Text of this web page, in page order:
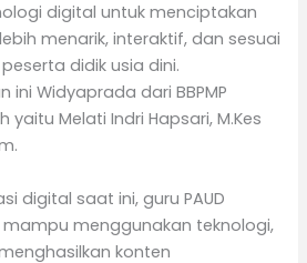
digital untuk menciptakan
menarik, interaktif, dan sesuai
didik usia dini.
ini Widyaprada dari BBPMP
yaitu Melati Indri Hapsari, M.Kes
digital saat ini, guru PAUD
menggunakan teknologi,
konten